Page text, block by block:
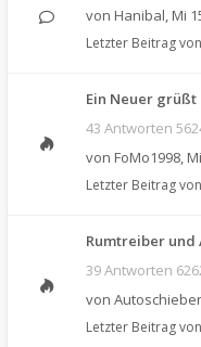
von Hanibal, Mi
Letzter Beitrag von
Ein Neuer grüßt
43 Antworten
von FoMo1998,
Letzter Beitrag von
Rumtreiber
39 Antworten
von Autoschieber
Letzter Beitrag von